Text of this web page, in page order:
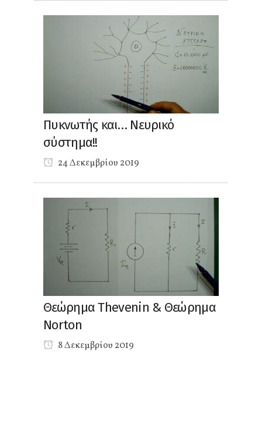
Πυκνωτής και… Νευρικό
σύστημα!!
24 Δεκεμβρίου 2019
Θεώρημα Thevenin & Θεώρημα
Norton
8 Δεκεμβρίου 2019